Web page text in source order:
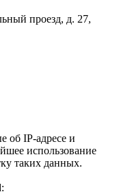
проезд, д. 27,
об IP-адресе и
использование
таких данных.